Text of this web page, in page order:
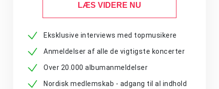
LÆS VIDERE NU
Eksklusive interviews med topmusikere
Anmeldelser af alle de vigtigste koncerter
Over 20.000 albumanmeldelser
Nordisk medlemskab - adgang til al indhold